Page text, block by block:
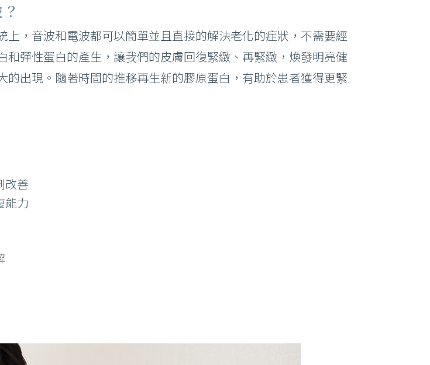
，音波和電波都可以簡單並且直接的解決老化的症狀，不需要經
彈性蛋白的產生，讓我們的皮膚回復緊緻、再緊緻，煥發明亮健
出現。隨著時間的推移再生新的膠原蛋白，有助於患者獲得更緊
改善
能力